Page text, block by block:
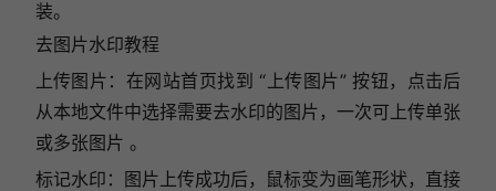
装。
去图片水印教程
上传图片：在网站首页找到 “上传图片” 按钮，点击后
从本地文件中选择需要去水印的图片，一次可上传单张
或多张图片 。
标记水印：图片上传成功后，鼠标变为画笔形状，直接